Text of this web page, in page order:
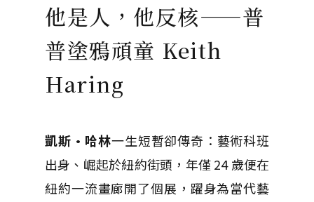
他是人，他反核——普
普塗鴉頑童 Keith
Haring
凱斯·哈林一生短暫卻傳奇：藝術科班
出身、崛起於紐約街頭，年僅 24 歲便在
紐約一流畫廊開了個展，躍身為當代藝